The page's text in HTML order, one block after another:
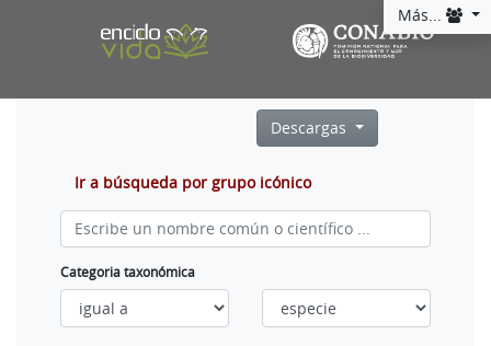
Más...
Descargas
Ir a búsqueda por grupo icónico
Categoria taxonómica